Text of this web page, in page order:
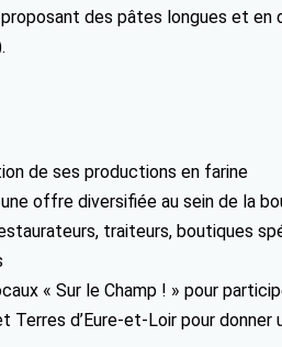
des pâtes longues et
de ses productions en farine
offre diversifiée au sein de la
traiteurs, boutiques
« Sur le Champ ! » pour
Terres d’Eure-et-Loir pour